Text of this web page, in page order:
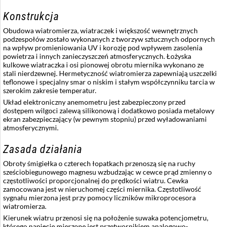
Konstrukcja
Obudowa wiatromierza, wiatraczek i większość wewnętrznych
podzespołów zostało wykonanych z tworzyw sztucznych odpornych
na wpływ promieniowania UV i korozję pod wpływem zasolenia
powietrza i innych zanieczyszczeń atmosferycznych. Łożyska
kulkowe wiatraczka i osi pionowej obrotu miernika wykonano ze
stali nierdzewnej. Hermetyczność wiatromierza zapewniają uszczelki
teflonowe i specjalny smar o niskim i stałym współczynniku tarcia w
szerokim zakresie temperatur.
Układ elektroniczny anemometru jest zabezpieczony przed
dostępem wilgoci zalewą silikonową i dodatkowo posiada metalowy
ekran zabezpieczający (w pewnym stopniu) przed wyładowaniami
atmosferycznymi.
Zasada działania
Obroty śmigiełka o czterech łopatkach przenoszą się na ruchy
sześciobiegunowego magnesu wzbudzając w cewce prąd zmienny o
częstotliwości proporcjonalnej do prędkości wiatru. Cewka
zamocowana jest w nieruchomej części miernika. Częstotliwość
sygnału mierzona jest przy pomocy liczników mikroprocesora
wiatromierza.
Kierunek wiatru przenosi się na położenie suwaka potencjometru,